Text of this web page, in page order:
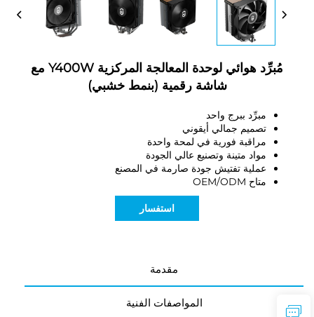
مُبرِّد هوائي لوحدة المعالجة المركزية Y400W مع
شاشة رقمية (بنمط خشبي)
مبرِّد ببرج واحد
تصميم جمالي أيقوني
مراقبة فورية في لمحة واحدة
مواد متينة وتصنيع عالي الجودة
عملية تفتيش جودة صارمة في المصنع
متاح OEM/ODM
استفسار
مقدمة
المواصفات الفنية